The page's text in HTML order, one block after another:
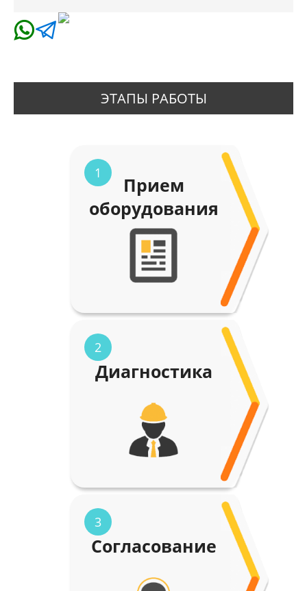
ЭТАПЫ РАБОТЫ
1
Прием
оборудования
2
Диагностика
3
Согласование